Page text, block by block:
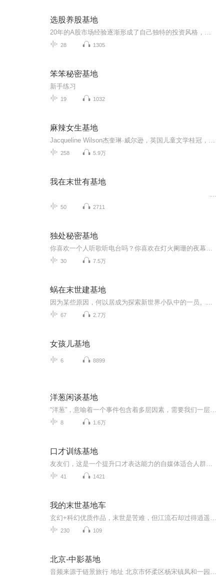
选股养股基地
28 1305
笨笨秘密基地
新手练习
19 1032
麻辣女生基地
258 5.9万
我在末世有基地
50 2711
独处秘密基地
30 7.5万
蜗在末世建基地
67 2.7万
女孩儿基地
6 8899
洋葱闲谈基地
8 1.6万
口才训练基地
41 1421
我的末世基地车
230 109
北京-中影基地